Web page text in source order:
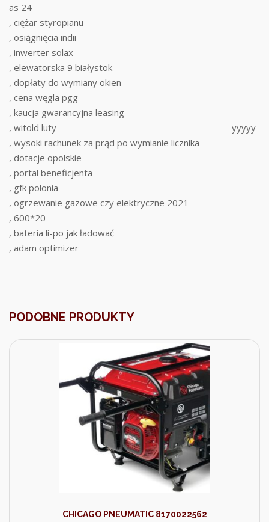
as 24
, ciężar styropianu
, osiągnięcia indii
, inwerter solax
, elewatorska 9 białystok
, dopłaty do wymiany okien
, cena węgla pgg
, kaucja gwarancyjna leasing
, witold luty
, wysoki rachunek za prąd po wymianie licznika
, dotacje opolskie
, portal beneficjenta
, gfk polonia
, ogrzewanie gazowe czy elektryczne 2021
, 600*20
, bateria li-po jak ładować
, adam optimizer
yyyyy
PODOBNE PRODUKTY
CHICAGO PNEUMATIC 8170022562